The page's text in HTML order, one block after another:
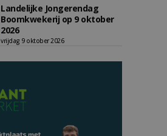
Landelijke Jongerendag
Boomkwekerij op 9 oktober
2026
vrijdag 9 oktober 2026